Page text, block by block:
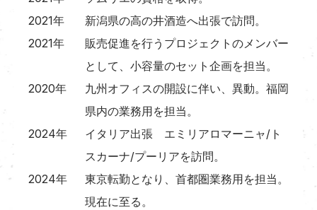
2021年
新潟県の高の井酒造へ出張で訪問。
2021年
販売促進を行うプロジェクトのメンバー
として、小容量のセット企画を担当。
2020年
九州オフィスの開設に伴い、異動。福岡
県内の業務用を担当。
2024年
イタリア出張 エミリアロマーニャ/ト
スカーナ/プーリアを訪問。
2024年
東京転勤となり、首都圏業務用を担当。
現在に至る。